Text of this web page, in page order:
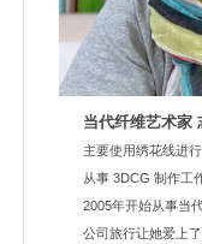
当代纤维艺术家
主要使用绣花线进
从事 3DCG 制作工
2005年开始从事当
公司旅行让她爱上